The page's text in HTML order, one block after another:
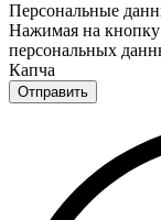
Персональные
Нажимая на кнопку
персональных
Капча
Отправить